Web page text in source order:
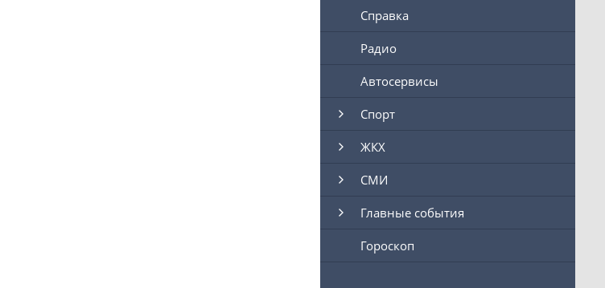
Справка
Радио
Автосервисы
Спорт
ЖКХ
СМИ
Главные события
Гороскоп